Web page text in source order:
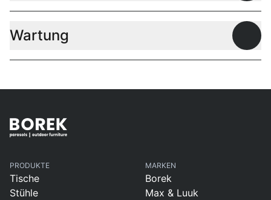
Wartung
PRODUKTE
Tische
Stühle
MARKEN
Borek
Max & Luuk